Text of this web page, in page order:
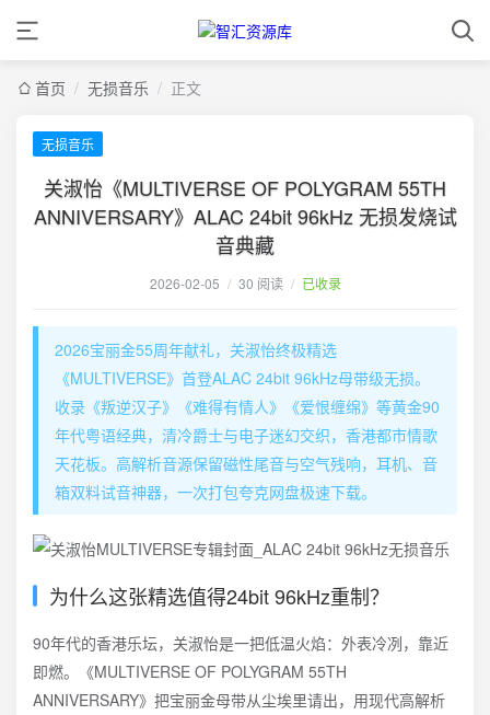
首页 / 无损音乐 / 正文
无损音乐
关淑怡《MULTIVERSE OF POLYGRAM 55TH
ANNIVERSARY》ALAC 24bit 96kHz 无损发烧试
音典藏
2026-02-05 / 30 阅读 / 已收录
2026宝丽金55周年献礼，关淑怡终极精选
《MULTIVERSE》首登ALAC 24bit 96kHz母带级无损。
收录《叛逆汉子》《难得有情人》《爱恨缠绵》等黄金90
年代粤语经典，清冷爵士与电子迷幻交织，香港都市情歌
天花板。高解析音源保留磁性尾音与空气残响，耳机、音
箱双料试音神器，一次打包夸克网盘极速下载。
为什么这张精选值得24bit 96kHz重制？
90年代的香港乐坛，关淑怡是一把低温火焰：外表冷冽，靠近
即燃。《MULTIVERSE OF POLYGRAM 55TH
ANNIVERSARY》把宝丽金母带从尘埃里请出，用现代高解析